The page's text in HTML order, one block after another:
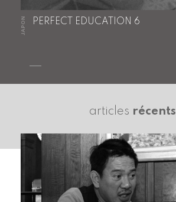
JAPON PERFECT EDUCATION 6
articles récents